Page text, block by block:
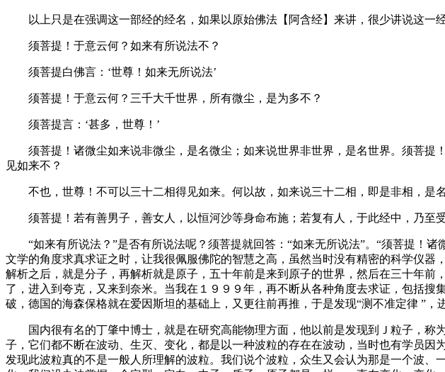
以上只是在强调这一部经的经名，如果以原始佛法【阿含经】来讲，很少讲说这一
须菩提！于意云何？如来有所说法不？
须菩提白佛言：‘世尊！如来无所说法’
须菩提！于意云何？三千大千世界，所有微尘，是为多不？
须菩提言：‘甚多，世尊！’
须菩提！诸微尘如来说非微尘，是名微尘；如来说世界非世界，是名世界。须菩提
见如来不？
不也，世尊！不可以三十二相得见如来。何以故，如来说三十二相，即是非相，是名
须菩提！若有善男子，善女人，以恒河沙等身命布施；若复有人，于此经中，乃至受
“如来有所说法？”是否有所说法呢？须菩提就回答：“如来无所说法”。“须菩提！诸
文学的角度求真求证之时，让我很佩服佛陀的智慧之高，虽然当时没有精密的科学仪
解析之后，就是分子，再解析就是原子，五十年前是来到原子的世界，然后在三十年
了，进入到夸克，又来到奈米。当我在１９９９年，再不断从各种角度去求证，包括
破，德国的海森保格就在爱因斯坦的基础上，又更往前再推，于是发现“测不准定律 ”，
国内很有名的丁肇中博士，就是在研究高能物理方面，他以前是发现到Ｊ粒子，称
子，它们都不断在波动、生灭、变化，都是以一种波粒的存在在波动，当时也有学员
发现此波粒真的不是一般人所理解的波粒。我们说个波粒，众生又会认为那是一个波